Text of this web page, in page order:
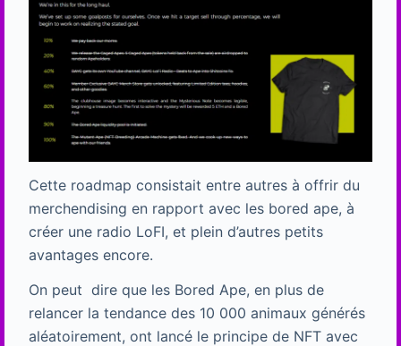
Cette roadmap consistait entre autres à offrir du
merchendising en rapport avec les bored ape, à
créer une radio LoFI, et plein d’autres petits
avantages encore.
On peut dire que les Bored Ape, en plus de
relancer la tendance des 10 000 animaux générés
aléatoirement, ont lancé le principe de NFT avec